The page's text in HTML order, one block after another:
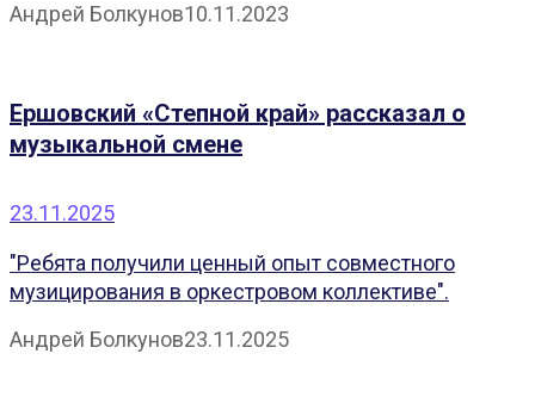
Андрей Болкунов10.11.2023
Ершовский «Степной край» рассказал о
музыкальной смене
23.11.2025
"Ребята получили ценный опыт совместного
музицирования в оркестровом коллективе".
Андрей Болкунов23.11.2025